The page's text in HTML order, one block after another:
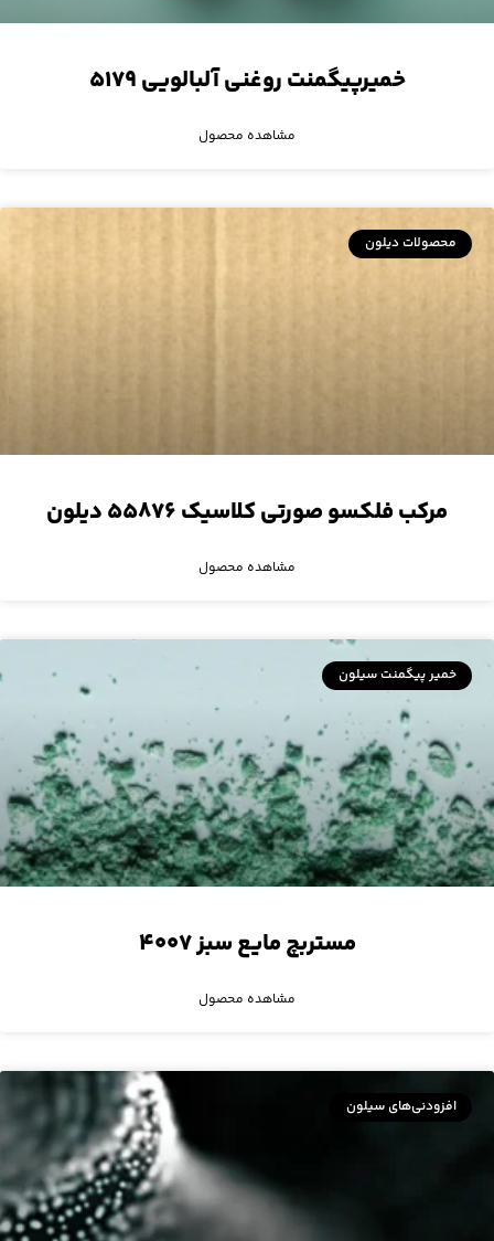
خمیرپیگمنت روغنی آلبالویی ۵۱۷۹
مشاهده محصول
محصولات دیلون
مرکب فلکسو صورتی کلاسیک ۵۵۸۷۶ دیلون
مشاهده محصول
خمیر پیگمنت سیلون
مستربچ مایع سبز ۴۰۰۷
مشاهده محصول
افزودنی‌های سیلون